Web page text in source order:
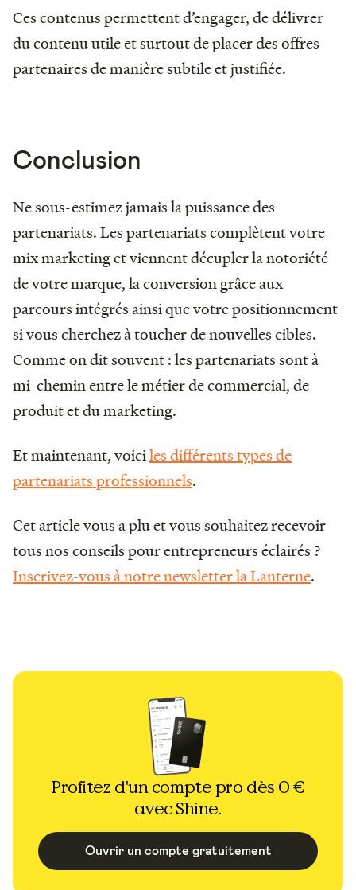
Ces contenus permettent d’engager, de délivrer
du contenu utile et surtout de placer des offres
partenaires de manière subtile et justifiée.
Conclusion
Ne sous-estimez jamais la puissance des
partenariats. Les partenariats complètent votre
mix marketing et viennent décupler la notoriété
de votre marque, la conversion grâce aux
parcours intégrés ainsi que votre positionnement
si vous cherchez à toucher de nouvelles cibles.
Comme on dit souvent : les partenariats sont à
mi-chemin entre le métier de commercial, de
produit et du marketing.
Et maintenant, voiciles différents types de
partenariats professionnels.
Cet article vous a plu et vous souhaitez recevoir
tous nos conseils pour entrepreneurs éclairés ?
Inscrivez-vous à notre newsletter la Lanterne.
Profitez d'un compte pro dès 0 €
avec Shine.
Ouvrir un compte gratuitement